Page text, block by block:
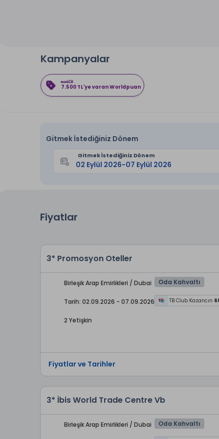
Kampanyalar
7.500 TL'ye varan Worldpuan
Gitmek İstediğiniz Dönem
Gitmek İstediğiniz Dönem
Fiyatlar
3* Promosyon Oteller
Birleşik Arap Emirlikleri / Dubai
Tarih: 02.09.2026 - 07.09.2026
2 Yetişkin
Oda Kahvaltı
TB Club Kazancın
Fiyatlar ve Tarihler
3* İbis World Trade Centre Vb
Birleşik Arap Emirlikleri / Dubai Oda Kahvaltı